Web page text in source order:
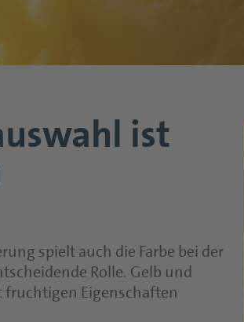
ist
spielt auch die Farbe bei der
Rolle. Gelb und
fruchtigen Eigenschaften